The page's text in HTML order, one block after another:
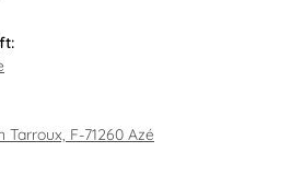
Tarroux, F-71260 Azé